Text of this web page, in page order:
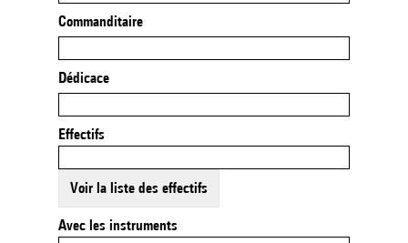
Commanditaire
Dédicace
Effectifs
Voir la liste des effectifs
Avec les instruments